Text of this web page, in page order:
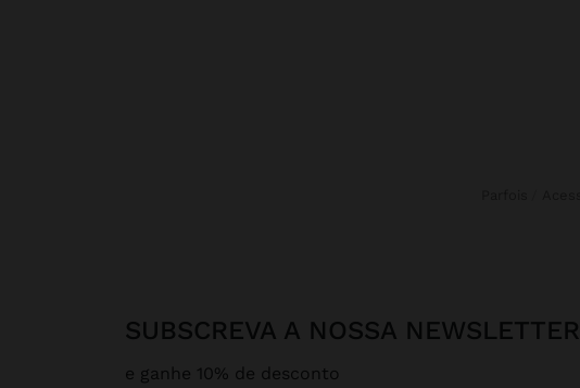
SUBSCREVA A NOSSA NEWSLETTER
e ganhe 10% de desconto